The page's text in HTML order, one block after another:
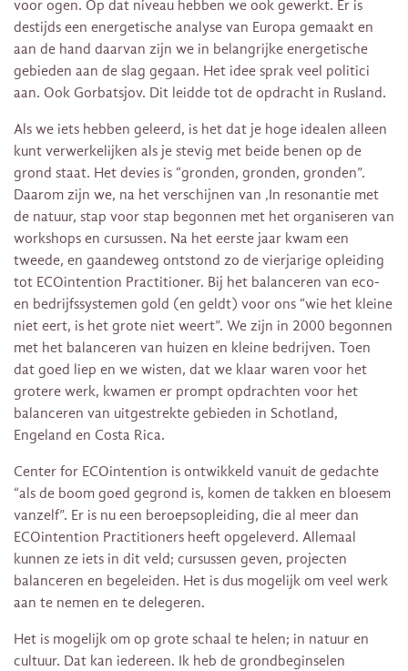
voor ogen. Op dat niveau hebben we ook gewerkt. Er is
destijds een energetische analyse van Europa gemaakt en
aan de hand daarvan zijn we in belangrijke energetische
gebieden aan de slag gegaan. Het idee sprak veel politici
aan. Ook Gorbatsjov. Dit leidde tot de opdracht in Rusland.
Als we iets hebben geleerd, is het dat je hoge idealen alleen
kunt verwerkelijken als je stevig met beide benen op de
grond staat. Het devies is “gronden, gronden, gronden”.
Daarom zijn we, na het verschijnen van ‚In resonantie met
de natuur, stap voor stap begonnen met het organiseren van
workshops en cursussen. Na het eerste jaar kwam een
tweede, en gaandeweg ontstond zo de vierjarige opleiding
tot ECOintention Practitioner. Bij het balanceren van eco-
en bedrijfssystemen gold (en geldt) voor ons “wie het kleine
niet eert, is het grote niet weert”. We zijn in 2000 begonnen
met het balanceren van huizen en kleine bedrijven. Toen
dat goed liep en we wisten, dat we klaar waren voor het
grotere werk, kwamen er prompt opdrachten voor het
balanceren van uitgestrekte gebieden in Schotland,
Engeland en Costa Rica.
Center for ECOintention is ontwikkeld vanuit de gedachte
“als de boom goed gegrond is, komen de takken en bloesem
vanzelf”. Er is nu een beroepsopleiding, die al meer dan
ECOintention Practitioners heeft opgeleverd. Allemaal
kunnen ze iets in dit veld; cursussen geven, projecten
balanceren en begeleiden. Het is dus mogelijk om veel werk
aan te nemen en te delegeren.
Het is mogelijk om op grote schaal te helen; in natuur en
cultuur. Dat kan iedereen. Ik heb de grondbeginselen